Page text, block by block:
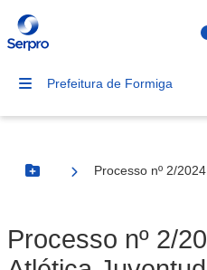
Prefeitura de Formiga
Botão Menu
Processo nº 2/
Processo nº 2/